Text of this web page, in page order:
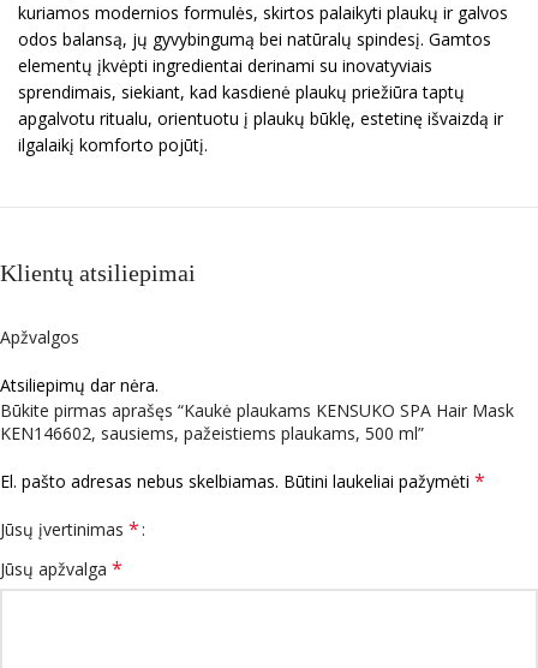
kuriamos modernios formulės, skirtos palaikyti plaukų ir galvos
odos balansą, jų gyvybingumą bei natūralų spindesį. Gamtos
elementų įkvėpti ingredientai derinami su inovatyviais
sprendimais, siekiant, kad kasdienė plaukų priežiūra taptų
apgalvotu ritualu, orientuotu į plaukų būklę, estetinę išvaizdą ir
ilgalaikį komforto pojūtį.
Klientų atsiliepimai
Apžvalgos
Atsiliepimų dar nėra.
Būkite pirmas aprašęs “Kaukė plaukams KENSUKO SPA Hair Mask
KEN146602, sausiems, pažeistiems plaukams, 500 ml”
El. pašto adresas nebus skelbiamas. Būtini laukeliai pažymėti *
Jūsų įvertinimas *
Jūsų apžvalga *